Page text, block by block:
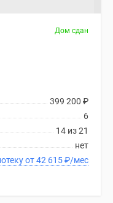
Дом сдан
399 200 ₽
6
14 из 21
нет
В ипотеку от 42 615₽/мес